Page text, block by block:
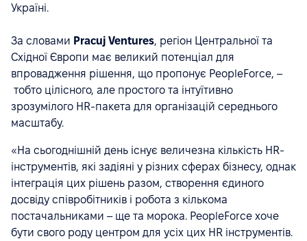
Україні.
За словами Pracuj Ventures, регіон Центральної та
Східної Європи має великий потенціал для
впровадження рішення, що пропонує PeopleForce, –
тобто цілісного, але простого та інтуїтивно
зрозумілого HR-пакета для організацій середнього
масштабу.
«На сьогоднішній день існує величезна кількість HR-
інструментів, які задіяні у різних сферах бізнесу, однак
інтеграція цих рішень разом, створення єдиного
досвіду співробітників і робота з кількома
постачальниками – ще та морока. PeopleForce хоче
бути свого роду центром для усіх цих HR інструментів.